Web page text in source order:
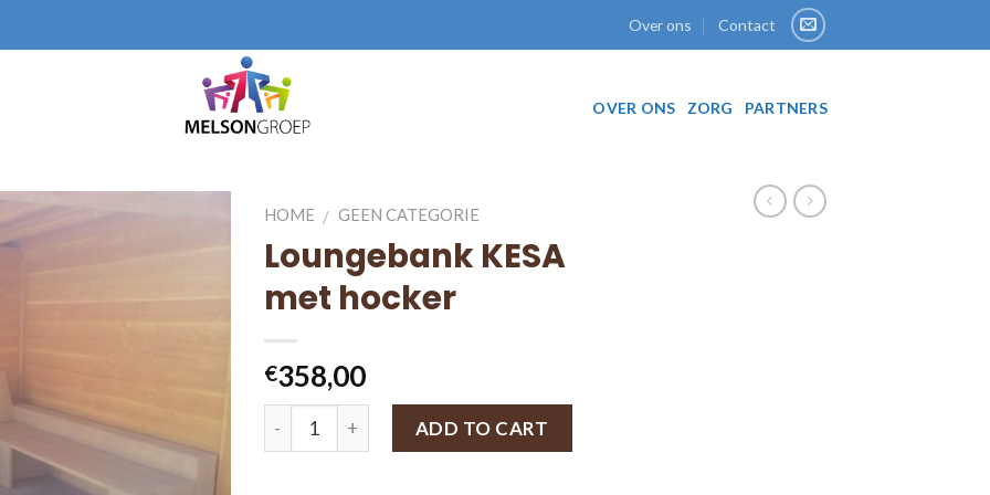
Over ons Contact
OVER ONS ZORG PARTNERS
HOME / GEEN CATEGORIE
Loungebank KESA
met hocker
€358,00
ADD TO CART